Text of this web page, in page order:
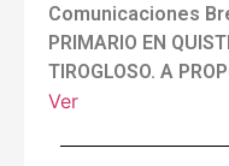
Comunicaciones
PRIMARIO EN
TIROGLOSO. A
Ver